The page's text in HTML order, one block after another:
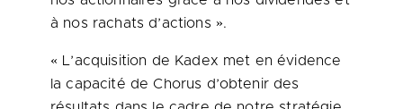
à nos rachats d’actions ».
« L’acquisition de Kadex met en évidence
la capacité de Chorus d’obtenir des